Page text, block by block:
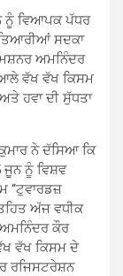
ਨੂੰ ਵਿਆਪਕ ਪੱਧਰ
ਸਦਕਾ
ਅਮਨਿੰਦਰ
ਵੱਖ ਵੱਖ ਕਿਸਮ
ਹਵਾ ਦੀ ਸੁੱਧਤਾ
ਨੇ ਦੱਸਿਆ ਕਿ
ਨੂੰ ਵਿਸ਼ਵ
“ਟੁਵਾਰਡਜ਼
ਅੱਜ ਵਧੀਕ
ਕੌਰ
ਵੱਖ ਕਿਸਮ ਦੇ
ਰਜਿਸਟਰੇਸ਼ਨ